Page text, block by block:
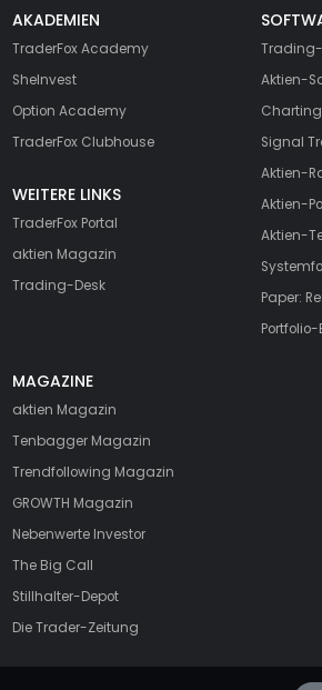
AKADEMIEN
TraderFox Academy
SheInvest
Option Academy
TraderFox Clubhouse
WEITERE LINKS
TraderFox Portal
aktien Magazin
Trading-Desk
Trading-
Aktien-
Signal
Aktien-
Aktien-
Aktien-
Paper:
MAGAZINE
aktien Magazin
Tenbagger Magazin
Trendfollowing Magazin
GROWTH Magazin
Nebenwerte Investor
The Big Call
Stillhalter-Depot
Die Trader-Zeitung